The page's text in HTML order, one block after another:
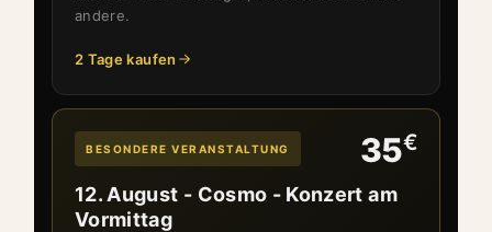
andere.
2 Tage kaufen
BESONDERE VERANSTALTUNG 35€
12. August - Cosmo - Konzert am
Vormittag